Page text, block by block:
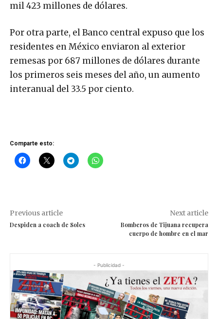
mil 423 millones de dólares.
Por otra parte, el Banco central expuso que los
residentes en México enviaron al exterior
remesas por 687 millones de dólares durante
los primeros seis meses del año, un aumento
interanual del 33.5 por ciento.
Comparte esto:
Previous article
Despiden a coach de Soles
Next article
Bomberos de Tijuana recupera
cuerpo de hombre en el mar
- Publicidad -